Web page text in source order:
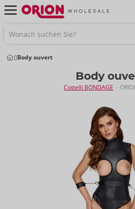
Body ouvert
Body
Cottelli BONDAGE -